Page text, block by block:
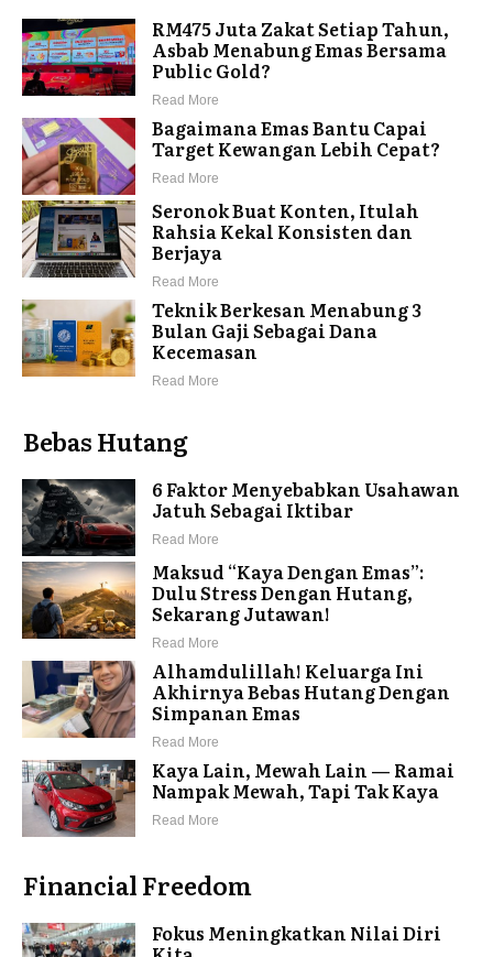
RM475 Juta Zakat Setiap Tahun,
Asbab Menabung Emas Bersama
Public Gold?
Read More
Bagaimana Emas Bantu Capai
Target Kewangan Lebih Cepat?
Read More
Seronok Buat Konten, Itulah
Rahsia Kekal Konsisten dan
Berjaya
Read More
Teknik Berkesan Menabung 3
Bulan Gaji Sebagai Dana
Kecemasan
Read More
Bebas Hutang
6 Faktor Menyebabkan Usahawan
Jatuh Sebagai Iktibar
Read More
Maksud “Kaya Dengan Emas”:
Dulu Stress Dengan Hutang,
Sekarang Jutawan!
Read More
Alhamdulillah! Keluarga Ini
Akhirnya Bebas Hutang Dengan
Simpanan Emas
Read More
Kaya Lain, Mewah Lain — Ramai
Nampak Mewah, Tapi Tak Kaya
Read More
Financial Freedom
Fokus Meningkatkan Nilai Diri